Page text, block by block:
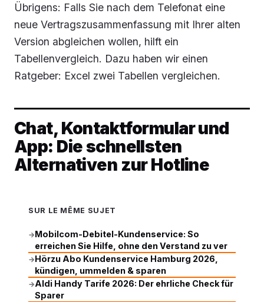
Übrigens: Falls Sie nach dem Telefonat eine
neue Vertragszusammenfassung mit Ihrer alten
Version abgleichen wollen, hilft ein
Tabellenvergleich. Dazu haben wir einen
Ratgeber: Excel zwei Tabellen vergleichen.
Chat, Kontaktformular und
App: Die schnellsten
Alternativen zur Hotline
SUR LE MÊME SUJET
→Mobilcom-Debitel-Kundenservice: So
erreichen Sie Hilfe, ohne den Verstand zu ver
→Hörzu Abo Kundenservice Hamburg 2026,
kündigen, ummelden & sparen
→Aldi Handy Tarife 2026: Der ehrliche Check für
Sparer